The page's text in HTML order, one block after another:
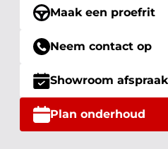
Maak een proefrit
Neem contact op
Showroom afspraak
Plan onderhoud